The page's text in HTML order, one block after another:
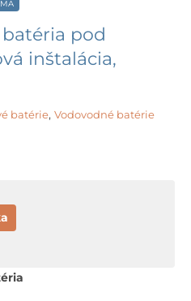
pod
inštalácia,
batérie, Vodovodné batérie